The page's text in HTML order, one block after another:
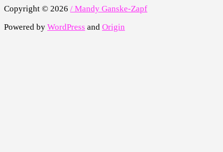
Copyright © 2026 / Mandy Ganske-Zapf
Powered by WordPress and Origin